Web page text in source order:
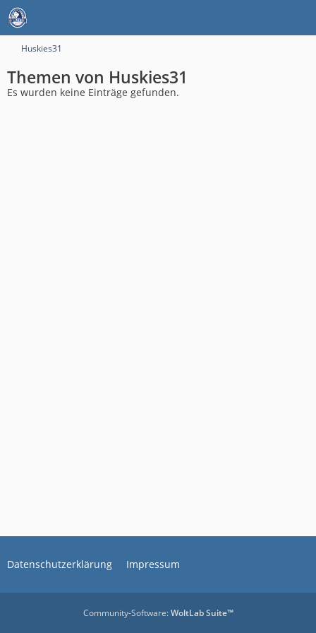
Huskies31
Themen von Huskies31
Es wurden keine Einträge gefunden.
Datenschutzerklärung Impressum
Community-Software:WoltLab Suite™